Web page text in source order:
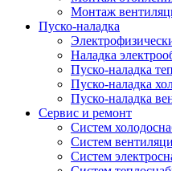
Монтаж
Пуско-наладка
Наладка
Пуско-наладка
Пуско-наладка
Пуско-наладка
Сервис и ремонт
Систем
Систем
Систем